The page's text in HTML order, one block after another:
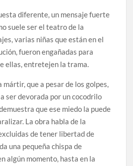
diferente, un mensaje fuerte
suele ser el teatro de la
varias niñas que están en el
fueron engañadas para
ellas, entretejen la trama.
mártir, que a pesar de los golpes,
ser devorada por un cocodrilo
que ese miedo la puede
La obra habla de la
de tener libertad de
una pequeña chispa de
algún momento, hasta en la